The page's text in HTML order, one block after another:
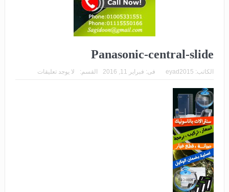
Panasonic-central-slide
الكاتب: eyad2015 فى: فبراير 11, 2016 القسم: لا يوجد تعليقات